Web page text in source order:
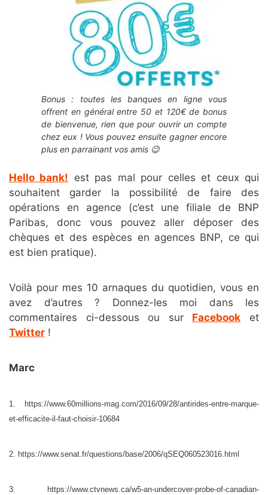
Bonus : toutes les banques en ligne vous
offrent en général entre 50 et 120€ de bonus
de bienvenue, rien que pour ouvrir un compte
chez eux ! Vous pouvez ensuite gagner encore
plus en parrainant vos amis 😉
Hello bank!
est pas mal pour celles et ceux qui
souhaitent garder la possibilité de faire des
opérations en agence (c’est une filiale de BNP
Paribas, donc vous pouvez aller déposer des
chèques et des espèces en agences BNP, ce qui
est bien pratique).
Voilà pour mes 10 arnaques du quotidien, vous en
avez d’autres ? Donnez-les moi dans les
commentaires ci-dessous ou sur Facebook et
Twitter !
Marc
1. https://www.60millions-mag.com/2016/09/28/antirides-entre-marque-
et-efficacite-il-faut-choisir-10684
2. https://www.senat.fr/questions/base/2006/qSEQ060523016.html
3. https://www.ctvnews.ca/w5-an-undercover-probe-of-canadian-